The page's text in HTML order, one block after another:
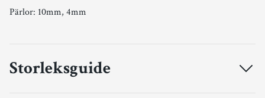
Pärlor: 10mm, 4mm
Storleksguide